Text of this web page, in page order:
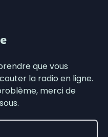
que vous
la radio en ligne.
merci de